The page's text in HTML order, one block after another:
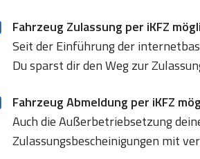
Fahrzeug Zulassung per iKFZ
Seit der Einführung der
Du sparst dir den Weg zur
Fahrzeug Abmeldung per iKFZ
Auch die Außerbetriebsetzung
Zulassungsbescheinigungen mit